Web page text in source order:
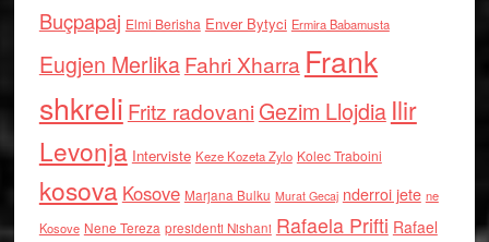
Buçpapaj Elmi Berisha Enver Bytyci Ermira Babamusta
Eugjen MerlikaFahri Xharra Frank
shkreli Fritz radovaniGezim Llojdia Ilir
Levonja Interviste Keze Kozeta Zylo Kolec Traboini
kosova Kosove Marjana Bulku Murat Gecaj nderroi jete ne
Kosove Nene Tereza presidenti Nishani Rafaela Prifti Rafael